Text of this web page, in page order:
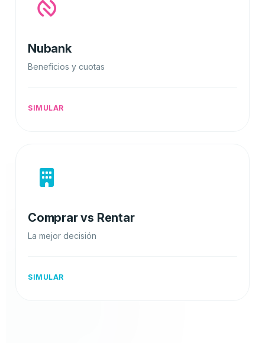
Nubank
Beneficios y cuotas
SIMULAR
Comprar vs Rentar
La mejor decisión
SIMULAR